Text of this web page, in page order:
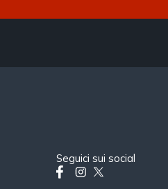
Seguici sui social